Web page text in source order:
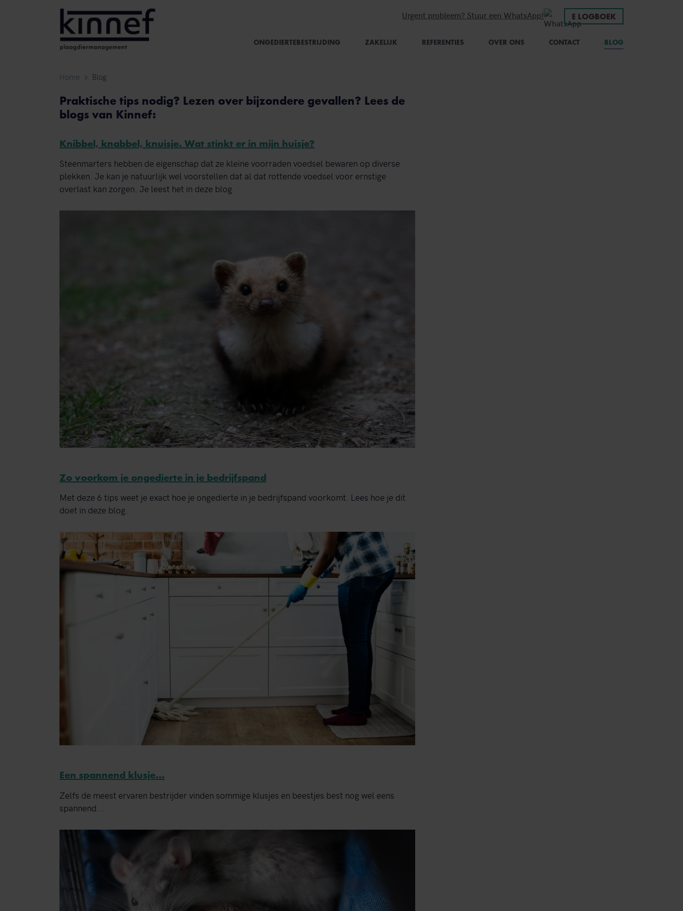
Urgent probleem? Stuur een WhatsApp! E LOGBOEK
ONGEDIERTEBESTRIJDING ZAKELIJK REFERENTIES OVER ONS CONTACT BLOG
Home Blog
Praktische tips nodig? Lezen over bijzondere gevallen? Lees de
blogs van Kinnef:
Knibbel, knabbel, knuisje. Wat stinkt er in mijn huisje?
Steenmarters hebben de eigenschap dat ze kleine voorraden voedsel bewaren op diverse
plekken. Je kan je natuurlijk wel voorstellen dat al dat rottende voedsel voor ernstige
overlast kan zorgen. Je leest het in deze blog.
Zo voorkom je ongedierte in je bedrijfspand
Met deze 6 tips weet je exact hoe je ongedierte in je bedrijfspand voorkomt. Lees hoe je dit
doet in deze blog.
Een spannend klusje...
Zelfs de meest ervaren bestrijder vinden sommige klusjes en beestjes best nog wel eens
spannend...